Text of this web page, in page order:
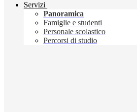
Servizi
Panoramica
Famiglie e studenti
Personale scolastico
Percorsi di studio